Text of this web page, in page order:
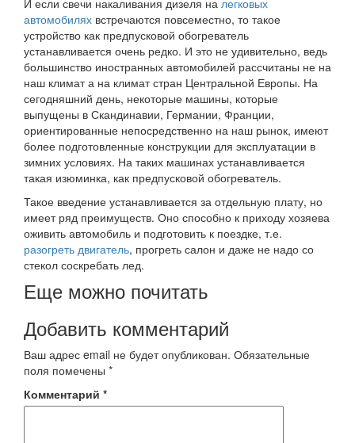
автомобилях встречаются повсеместно, то такое
устройство как предпусковой обогреватель
устанавливается очень редко. И это не удивительно, ведь
большинство иностранных автомобилей рассчитаны не на
наш климат а на климат стран Центральной Европы. На
сегодняшний день, некоторые машины, которые
выпущены в Скандинавии, Германии, Франции,
ориентированные непосредственно на наш рынок, имеют
более подготовленные конструкции для эксплуатации в
зимних условиях. На таких машинах устанавливается
такая изюминка, как предпусковой обогреватель.
Такое введение устанавливается за отдельную плату, но
имеет ряд преимуществ. Оно способно к приходу хозяева
оживить автомобиль и подготовить к поездке, т.е.
разогреть двигатель, прогреть салон и даже не надо со
стекол соскребать лед.
Еще можно почитать
Добавить комментарий
Ваш адрес email не будет опубликован. Обязательные
поля помечены *
Комментарий *